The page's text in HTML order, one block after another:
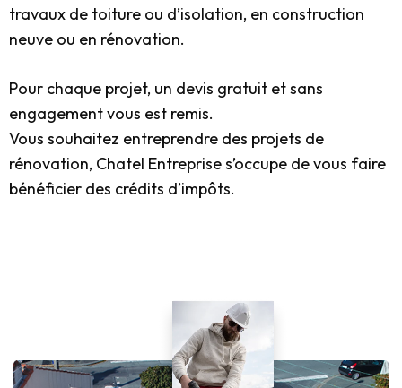
travaux de toiture ou d’isolation, en construction
neuve ou en rénovation.
Pour chaque projet, un devis gratuit et sans
engagement vous est remis.
Vous souhaitez entreprendre des projets de
rénovation, Chatel Entreprise s’occupe de vous faire
bénéficier des crédits d’impôts.